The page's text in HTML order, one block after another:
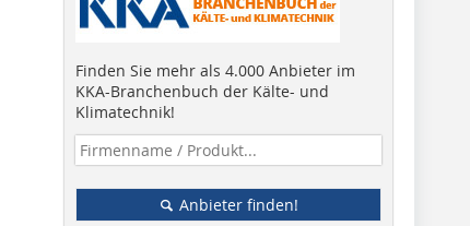
Finden Sie mehr als 4.000 Anbieter im
KKA-Branchenbuch der Kälte- und
Klimatechnik!
Anbieter finden!